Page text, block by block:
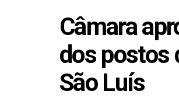
Câmara
dos postos
São Luís